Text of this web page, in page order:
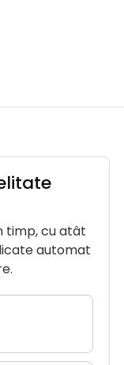
timp, cu atât
automat